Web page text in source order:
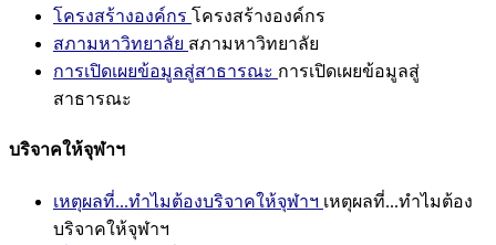
โครงสร้างองค์กร โครงสร้างองค์กร
สภามหาวิทยาลัย สภามหาวิทยาลัย
การเปิดเผยข้อมูลสู่สาธารณะ การเปิดเผยข้อมูลสู่
สาธารณะ
บริจาคให้จุฬาฯ
เหตุผลที่...ทำไมต้องบริจาคให้จุฬาฯ เหตุผลที่...ทำไมต้อง
บริจาคให้จุฬาฯ